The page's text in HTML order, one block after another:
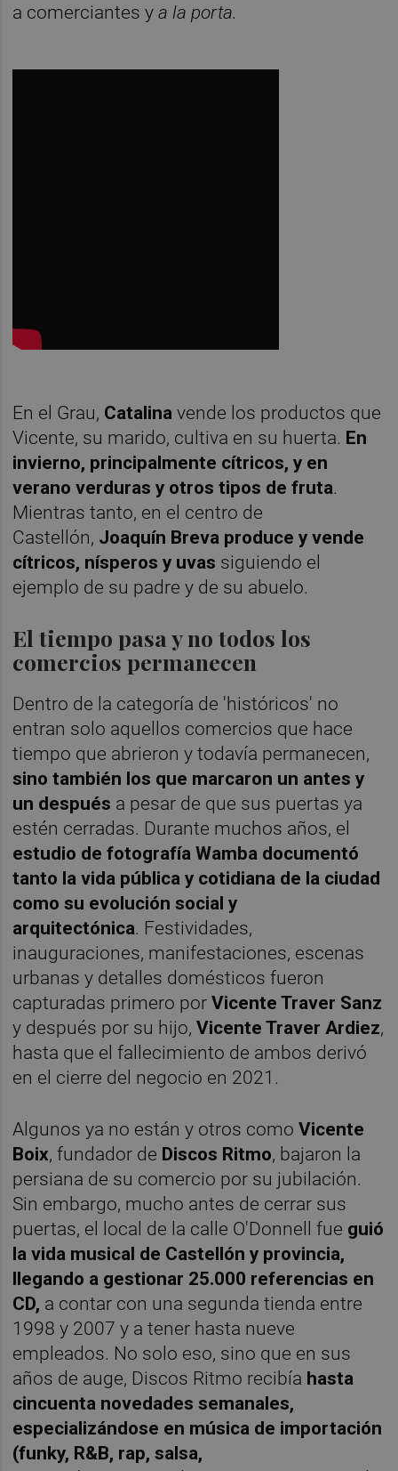
a comerciantes ya la porta.
En el Grau, Catalina vende los productos que
Vicente, su marido, cultiva en su huerta. En
invierno, principalmente cítricos, y en
verano verduras y otros tipos de fruta.
Mientras tanto, en el centro de
Castellón, Joaquín Breva produce y vende
cítricos, nísperos y uvas siguiendo el
ejemplo de su padre y de su abuelo.
El tiempo pasa y no todos los
comercios permanecen
Dentro de la categoría de 'históricos' no
entran solo aquellos comercios que hace
tiempo que abrieron y todavía permanecen,
sino también los que marcaron un antes y
un después a pesar de que sus puertas ya
estén cerradas. Durante muchos años, el
estudio de fotografía Wamba documentó
tanto la vida pública y cotidiana de la ciudad
como su evolución social y
arquitectónica. Festividades,
inauguraciones, manifestaciones, escenas
urbanas y detalles domésticos fueron
capturadas primero porVicente Traver Sanz
y después por su hijo,Vicente Traver Ardiez,
hasta que el fallecimiento de ambos derivó
en el cierre del negocio en 2021.
Algunos ya no están y otros comoVicente
Boix, fundador de Discos Ritmo, bajaron la
persiana de su comercio por su jubilación.
Sin embargo, mucho antes de cerrar sus
puertas, el local de la calle O'Donnell fue guió
la vida musical de Castellón y provincia,
llegando a gestionar 25.000 referencias en
CD, a contar con una segunda tienda entre
1998 y 2007 y a tener hasta nueve
empleados. No solo eso, sino que en sus
años de auge, Discos Ritmo recibía hasta
cincuenta novedades semanales,
especializándose en música de importación
(funky, R&B, rap, salsa,